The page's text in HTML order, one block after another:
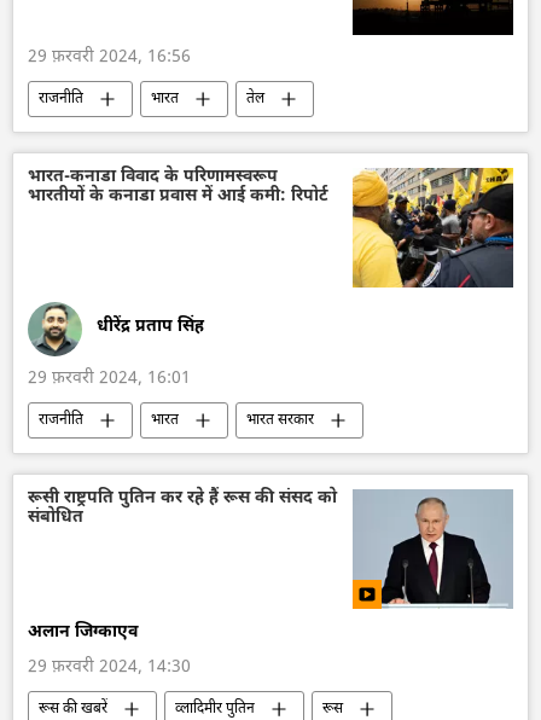
राष्ट्रीय सुरक्षा
सुरक्षा बल
29 फ़रवरी 2024, 16:56
राजनीति भारत
तेल
रूसी तेल पर मूल्य सीमा
तेल उत्पादन
तेल का आयात
द्विपक्षीय रिश्ते
प्रतिबंध
द्विपक्षीय व्यापार
भारत-कनाडा विवाद के परिणामस्वरूप
भारतीयों के कनाडा प्रवास में आई कमी: रिपोर्ट
धीरेंद्र प्रताप सिंह
29 फ़रवरी 2024, 16:01
राजनीति भारत
भारत सरकार
कनाडा
कनाडा के प्रधानमंत्री
भारत-कनाडा विवाद
जस्टिन ट्रूडो
खालिस्तान
रूसी राष्ट्रपति पुतिन कर रहे हैं रूस की संसद को
संबोधित
अलान जिग्काएव
29 फ़रवरी 2024, 14:30
रूस की खबरें व्लादिमीर पुतिन
रूस